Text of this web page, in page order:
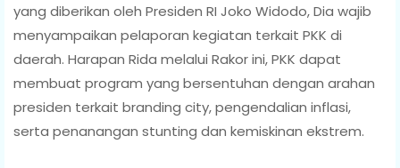
yang diberikan oleh Presiden RI Joko Widodo, Dia wajib
menyampaikan pelaporan kegiatan terkait PKK di
daerah. Harapan Rida melalui Rakor ini, PKK dapat
membuat program yang bersentuhan dengan arahan
presiden terkait branding city, pengendalian inflasi,
serta penanangan stunting dan kemiskinan ekstrem.